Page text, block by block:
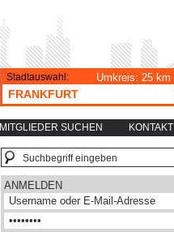
MITGLIEDER SUCHEN KONTAKT
Stadtauswahl: Umkreis: 25 km
FRANKFURT
ANMELDEN